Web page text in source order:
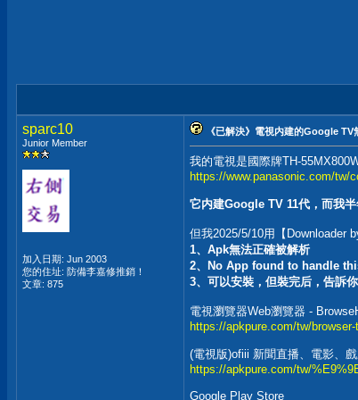
sparc10
Junior Member
加入日期: Jun 2003
您的住址: 防備李嘉修推銷！
文章: 875
《已解決》電視内建的Google TV
我的電視是國際牌TH-
https://www.panasonic.com/tw/
它内建Google TV 11代，而我
但我2025/5/10用【Downloader
1、Apk無法正確被解析
2、No App found to handle
3、可以安裝，但裝完后，告訴
電視瀏覽器Web瀏覽器 -
https://apkpure.com/tw/
(電視版)ofiii 新聞直播、電影、
https://apkpure.com/tw/
Google Play Store